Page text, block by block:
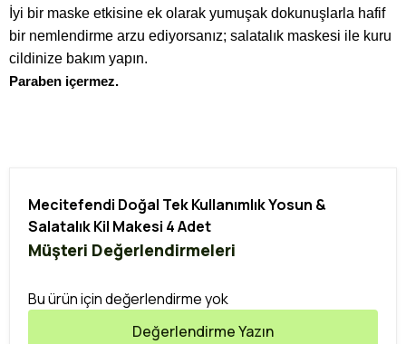
İyi bir maske etkisine ek olarak yumuşak dokunuşlarla hafif
bir nemlendirme arzu ediyorsanız; salatalık maskesi ile kuru
cildinize bakım yapın.
Paraben içermez.
Mecitefendi Doğal Tek Kullanımlık Yosun &
Salatalık Kil Makesi 4 Adet
Müşteri Değerlendirmeleri
Bu ürün için değerlendirme yok
Değerlendirme Yazın